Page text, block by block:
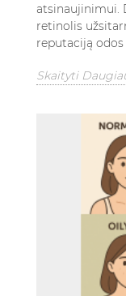
atsinaujinimui.
retinolis
reputaciją
Skaityti